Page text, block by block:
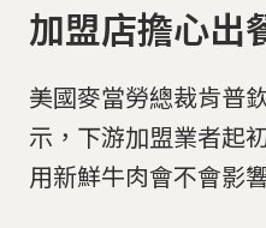
加盟店擔心出
美國麥當勞總裁肯普
示，下游加盟業者起
用新鮮牛肉會不會影